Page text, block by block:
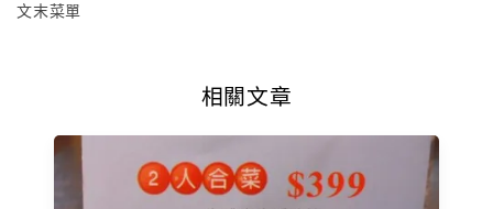
文末菜單
相關文章